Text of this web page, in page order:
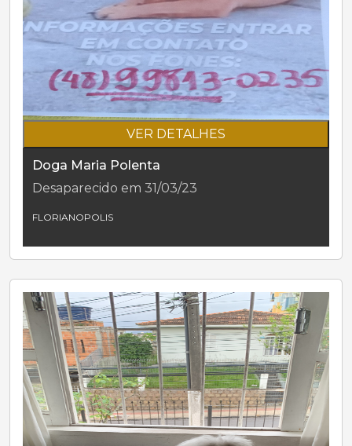
VER DETALHES
Doga Maria Polenta
Desaparecido em 31/03/23
FLORIANOPOLIS